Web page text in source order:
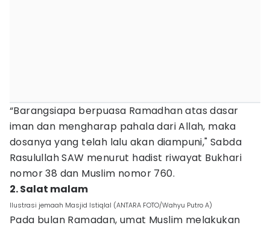
“Barangsiapa berpuasa Ramadhan atas dasar
iman dan mengharap pahala dari Allah, maka
dosanya yang telah lalu akan diampuni," Sabda
Rasulullah SAW menurut hadist riwayat Bukhari
nomor 38 dan Muslim nomor 760.
2. Salat malam
Ilustrasi jemaah Masjid Istiqlal (ANTARA FOTO/Wahyu Putro A)
Pada bulan Ramadan, umat Muslim melakukan